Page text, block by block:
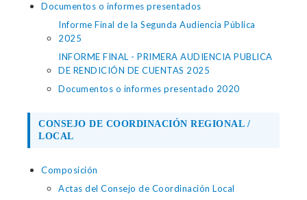
Documentos o informes presentados
Informe Final de la Segunda Audiencia Pública
2025
INFORME FINAL - PRIMERA AUDIENCIA PUBLICA
DE RENDICIÓN DE CUENTAS 2025
Documentos o informes presentado 2020
CONSEJO DE COORDINACIÓN REGIONAL /
LOCAL
Composición
Actas del Consejo de Coordinación Local